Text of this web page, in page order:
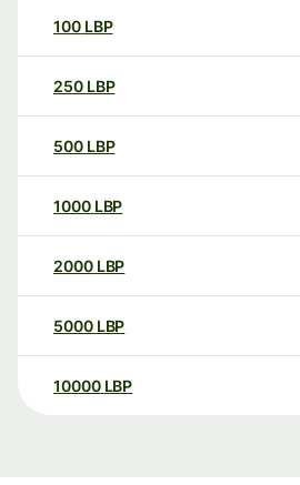
100 LBP
250 LBP
500 LBP
1000 LBP
2000 LBP
5000 LBP
10000 LBP